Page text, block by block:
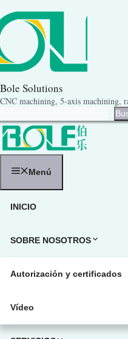
al
contenido
Bole Solutions
CNC machining, 5-axis machining,
Menú
INICIO
SOBRE NOSOTROS
Autorización y certificados
Vídeo